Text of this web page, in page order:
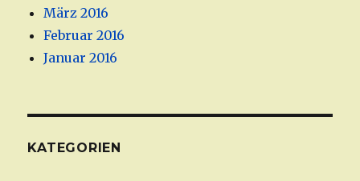
März 2016
Februar 2016
Januar 2016
KATEGORIEN